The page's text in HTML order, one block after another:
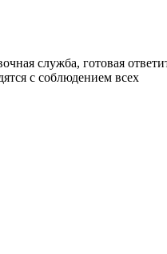
служба, готовая
с соблюдением всех